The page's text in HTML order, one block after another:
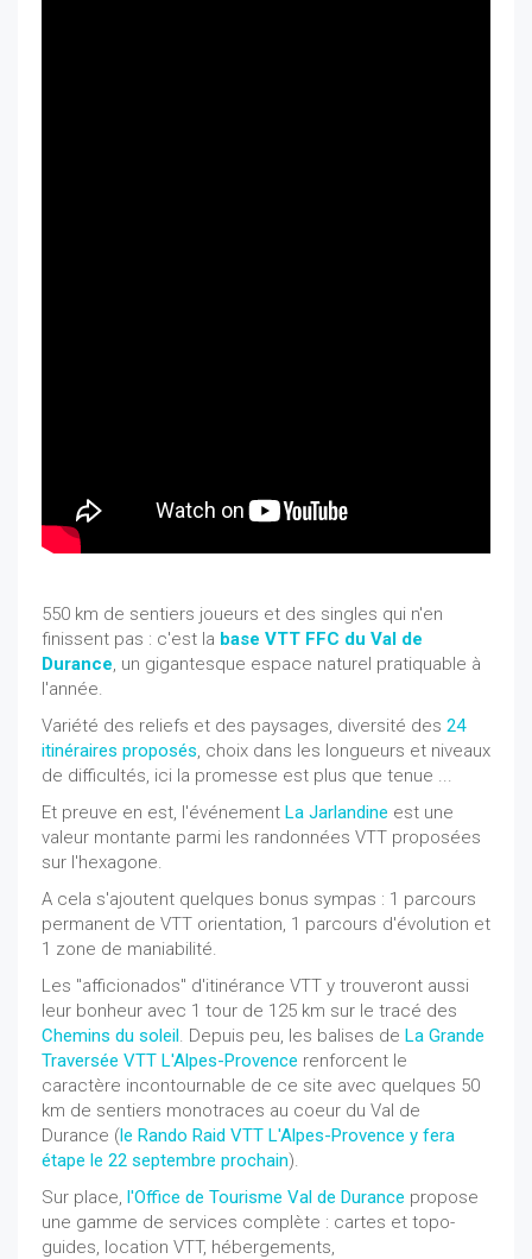
550 km de sentiers joueurs et des singles qui n'en
finissent pas : c'est la base VTT FFC du Val de
Durance, un gigantesque espace naturel pratiquable à
l'année.
Variété des reliefs et des paysages, diversité des 24
itinéraires proposés, choix dans les longueurs et niveaux
de difficultés, ici la promesse est plus que tenue ...
Et preuve en est, l'événement La Jarlandine est une
valeur montante parmi les randonnées VTT proposées
sur l'hexagone.
A cela s'ajoutent quelques bonus sympas : 1 parcours
permanent de VTT orientation, 1 parcours d'évolution et
1 zone de maniabilité.
Les "afficionados" d'itinérance VTT y trouveront aussi
leur bonheur avec 1 tour de 125 km sur le tracé des
Chemins du soleil. Depuis peu, les balises de La Grande
Traversée VTT L'Alpes-Provence renforcent le
caractère incontournable de ce site avec quelques 50
km de sentiers monotraces au coeur du Val de
Durance (le Rando Raid VTT L'Alpes-Provence y fera
étape le 22 septembre prochain).
Sur place, l'Office de Tourisme Val de Durance propose
une gamme de services complète : cartes et topo-
guides, location VTT, hébergements,